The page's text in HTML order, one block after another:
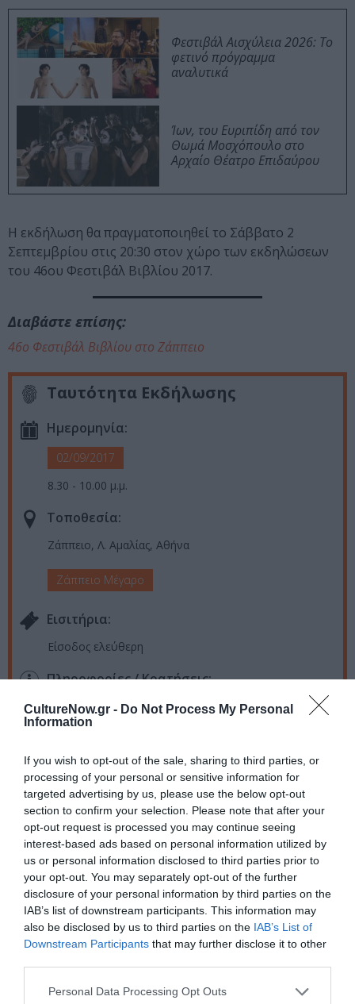
CultureNow.gr - Do Not Process My Personal
Information
If you wish to opt-out of the sale, sharing to third parties, or
processing of your personal or sensitive information for
targeted advertising by us, please use the below opt-out
section to confirm your selection. Please note that after your
opt-out request is processed you may continue seeing
interest-based ads based on personal information utilized by
us or personal information disclosed to third parties prior to
your opt-out. You may separately opt-out of the further
disclosure of your personal information by third parties on the
IAB’s list of downstream participants. This information may
also be disclosed by us to third parties on the IAB’s List of
Downstream Participants that may further disclose it to other
Personal Data Processing Opt Outs
Φεστιβάλ Αισχύλεια 2026: Το
φετινό πρόγραμμα
αναλυτικά
Ίων, του Ευριπίδη από τον
Θωμά Μοσχόπουλο στο
Αρχαίο Θέατρο Επιδαύρου
Η εκδήλωση θα πραγματοποιηθεί το Σάββατο 2
Σεπτεμβρίου στις 20:30 στον χώρο των εκδηλώσεων
του 46ου Φεστιβάλ Βιβλίου 2017.
Διαβάστε επίσης:
46ο Φεστιβάλ Βιβλίου στο Ζάππειο
Ταυτότητα Εκδήλωσης
Ημερομηνία:
02/09/2017
8.30 - 10.00 μ.μ.
Τοποθεσία:
Ζάππειο, Λ. Αμαλίας, Αθήνα
Ζάππειο Μέγαρο
Eισιτήρια:
Είσοδος ελεύθερη
Πληροφορίες / Κρατήσεις:
Σύνδεσμος Εκδοτών Βιβλίου (Σ.ΕΚ.Β.), τηλ.: 210
3303942, 2103302523,
Ακολουθήστε το Culturenow.gr στοGoogle News
μάθετε πρώτοι όλες τις ειδήσεις
Δείτε όλα τατελευταία νέαγια την Τέχνη και τον
Πολιτισμό στοCulturenow.gr
Νέοι Διαγωνισμοί ❯
Tags
ΔΩΡΕΑΝ ΕΚΔΗΛΩΣΕΙΣ
ΚΡΑΤΙΚΟ ΘΕΑΤΡΟ ΒΟΡΕΙΟΥ ΕΛΛΑΔΟΣ
ΦΕΣΤΙΒΑΛ ΒΙΒΛΙΟΥ